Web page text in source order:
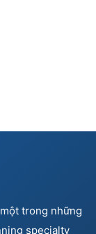
trong những
specialty